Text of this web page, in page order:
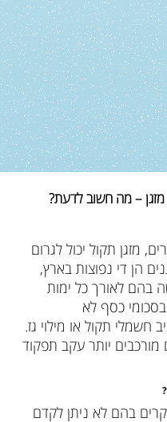
מזגן – מה חשוב לדעת?
מזגן תקול יכול לגרום
הן די נפוצות בארץ,
בהם לאורך כל ימות
כסף לא
חשמלי תקול או מילוי גז.
מורכבים יותר עקב תפקוד
בהם לא ניתן לקדם